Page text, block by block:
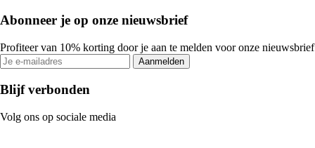
Abonneer je op onze nieuwsbrief
Profiteer van 10% korting door je aan te melden voor onze nieuwsbrief
Aanmelden
Blijf verbonden
Volg ons op sociale media